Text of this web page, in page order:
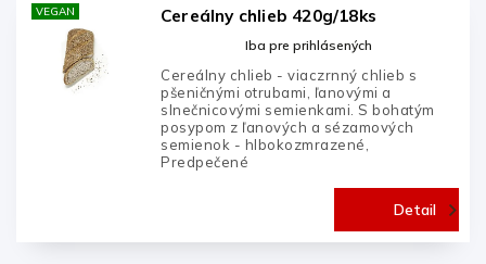
VEGAN Cereálny chlieb 420g/18ks
Iba pre prihlásených
Detail
Cereálny chlieb - viaczrnný chlieb s
pšeničnými otrubami, ľanovými a
slnečnicovými semienkami. S bohatým
posypom z ľanových a sézamových
semienok - hlbokozmrazené,
Predpečené